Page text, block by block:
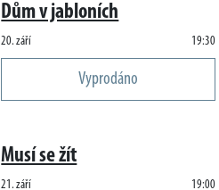
Dům v jabloních
20. září 19:30
Vyprodáno
Musí se žít
21. září 19:00